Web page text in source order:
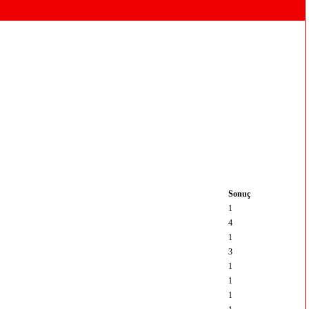
Sonuç
1
4
1
3
1
1
1